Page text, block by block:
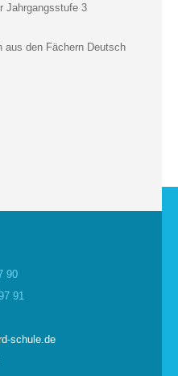
Jahrgangsstufe 3
aus den Fächern Deutsch
90
91
schule.de